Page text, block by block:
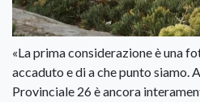
«La prima considerazione è una
accaduto e di a che punto siamo.
Provinciale 26 è ancora